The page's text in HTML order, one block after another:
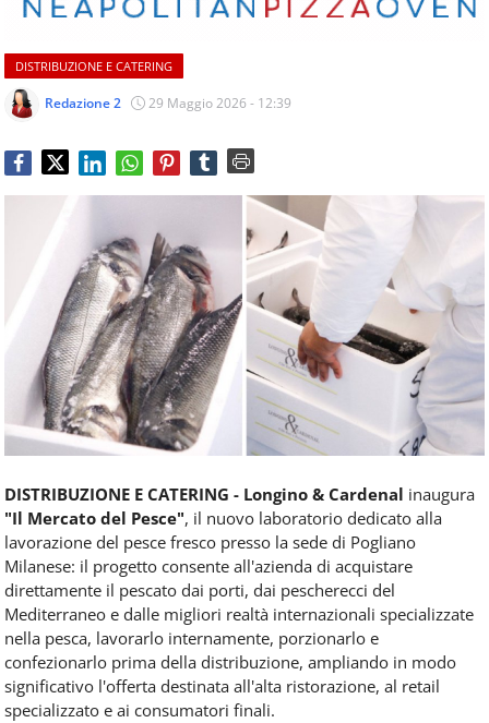
mondo
dei
consumi
fuoricasa,
del
Food
Service
e
comparto
Horeca.
DISTRIBUZIONE E CATERING
Redazione 2 29 Maggio 2026 - 12:39
DISTRIBUZIONE E CATERING - Longino & Cardenal inaugura
"Il Mercato del Pesce", il nuovo laboratorio dedicato alla
lavorazione del pesce fresco presso la sede di Pogliano
Milanese: il progetto consente all'azienda di acquistare
direttamente il pescato dai porti, dai pescherecci del
Mediterraneo e dalle migliori realtà internazionali specializzate
nella pesca, lavorarlo internamente, porzionarlo e
confezionarlo prima della distribuzione, ampliando in modo
significativo l'offerta destinata all'alta ristorazione, al retail
specializzato e ai consumatori finali.